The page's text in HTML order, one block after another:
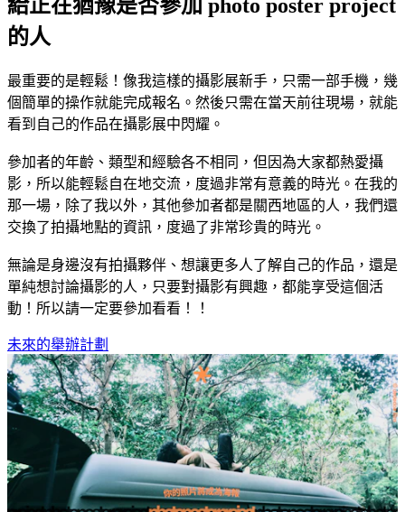
給正在猶豫是否參加 photo poster project
的人
最重要的是輕鬆！像我這樣的攝影展新手，只需一部手機，幾
個簡單的操作就能完成報名。然後只需在當天前往現場，就能
看到自己的作品在攝影展中閃耀。
參加者的年齡、類型和經驗各不相同，但因為大家都熱愛攝
影，所以能輕鬆自在地交流，度過非常有意義的時光。在我的
那一場，除了我以外，其他參加者都是關西地區的人，我們還
交換了拍攝地點的資訊，度過了非常珍貴的時光。
無論是身邊沒有拍攝夥伴、想讓更多人了解自己的作品，還是
單純想討論攝影的人，只要對攝影有興趣，都能享受這個活
動！所以請一定要參加看看！！
未來的舉辦計劃